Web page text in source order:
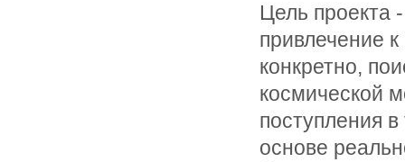
Цель проекта
привлечение
конкретно,
космической
поступления
основе